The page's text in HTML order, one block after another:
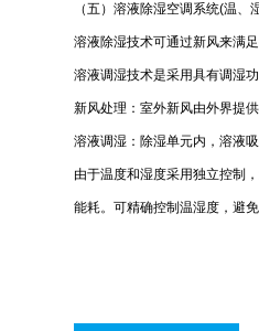
（五）溶液除湿空调系统(温、
溶液除湿技术可通过新风来满
溶液调湿技术是采用具有调湿
新风处理：室外新风由外界提
溶液调湿：除湿单元内，溶液
由于温度和湿度采用独立控制
能耗。可精确控制温湿度，避